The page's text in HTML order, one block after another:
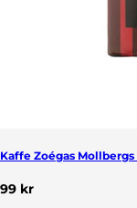
Kaffe Zoégas
99 kr